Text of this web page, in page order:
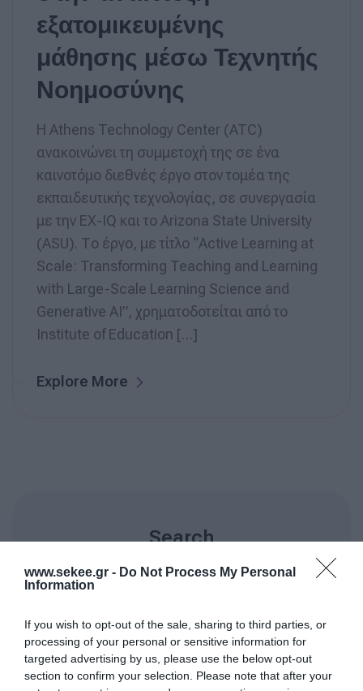
www.sekee.gr - Do Not Process My Personal
Information
If you wish to opt-out of the sale, sharing to third parties, or
processing of your personal or sensitive information for
targeted advertising by us, please use the below opt-out
section to confirm your selection. Please note that after your
εξατομικευμένης
μάθησης μέσω Τεχνητής
Νοημοσύνης
Η Athens Technology Center (ATC)
ανακοινώνει τη συμμετοχή της σε ένα
καινοτόμο διεθνές έργο στον τομέα της
εκπαιδευτικής τεχνολογίας, σε συνεργασία
με την EX-IQ και το Arizona State University
(ASU). Το έργο, με τίτλο “Active Learning at
Scale: Transforming Teaching and Learning
with Large-Scale Learning Science and
Generative AI”, χρηματοδοτείται από το
Institute of Education […]
Explore More
Search